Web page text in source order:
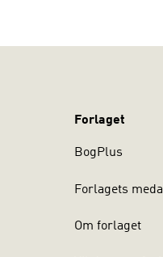
Forlaget
BogPlus
Forlagets
Om forlaget